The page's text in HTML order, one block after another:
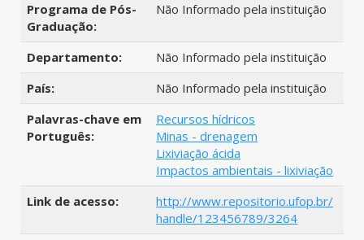
Programa de Pós-
Graduação:
Não Informado pela instituição
Departamento:
Não Informado pela instituição
País:
Não Informado pela instituição
Palavras-chave em
Português:
Recursos hídricos
Minas - drenagem
Lixiviação ácida
Impactos ambientais - lixiviação
Link de acesso:
http://www.repositorio.ufop.br/
handle/123456789/3264